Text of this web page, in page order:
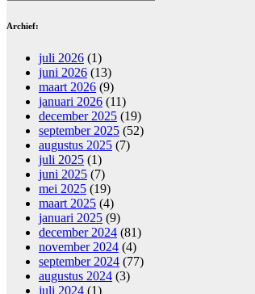
Archief:
juli 2026 (1)
juni 2026 (13)
maart 2026 (9)
januari 2026 (11)
december 2025 (19)
september 2025 (52)
augustus 2025 (7)
juli 2025 (1)
juni 2025 (7)
mei 2025 (19)
maart 2025 (4)
januari 2025 (9)
december 2024 (81)
november 2024 (4)
september 2024 (77)
augustus 2024 (3)
juli 2024 (1)